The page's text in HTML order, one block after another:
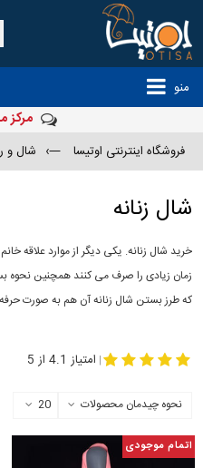
منو
مرکز
فروشگاه اینترنتی اوتیسا —› شال و
شال زنانه
خرید شال زنانه. یکی دیگر از موارد علاقه
زمان زیادی را صرف می کنند همچنین نحوه
که طرز بستن شال زنانه آن هم به صورت
| امتیاز 4.1 از 5
نحوه چیدمان محصولات 20
اتمام موجودی